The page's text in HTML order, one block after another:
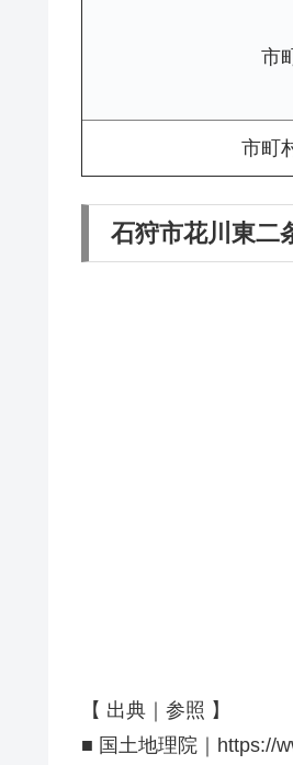
市
市町
石狩市花川東二
【 出典｜参照 】
■ 国土地理院｜https://